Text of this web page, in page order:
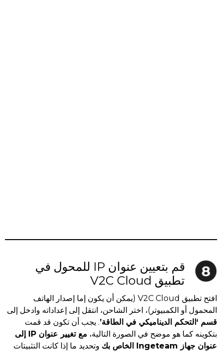
قم بتعيين عنوان IP للمحول في
تطبيق V2C Cloud
افتح تطبيق V2C Cloud (يمكن أن يكون إما إصدار الهاتف
المحمول أو الكمبيوتر)، اختر الشاحن، انتقل إلى إعداداته وادخل إلى
قسم ‘التحكم الديناميكي في الطاقة’. يجب أن تكون قد قمت
بتكوينه كما هو موضح في الصورة التالية،
مع تغيير عنوان IP إلى
عنوان جهاز Ingeteam الخاص بك
وتحديد ما إذا كانت التثبيتات